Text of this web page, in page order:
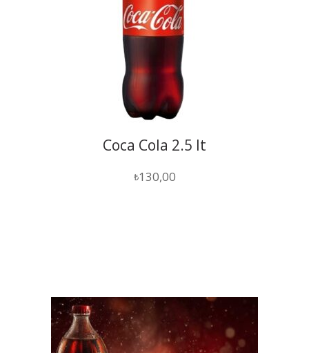
Coca Cola 2.5 lt
₺130,00